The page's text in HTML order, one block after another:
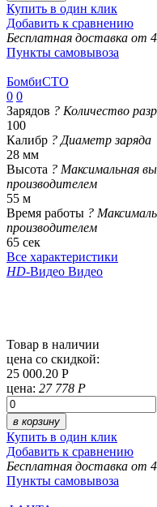
Купить в один клик
Добавить к сравнению
Бесплатная доставка от
Пункты самовывоза
БомбиСТО
0 0
Зарядов ? Количество
100
Калибр ? Диаметр заряда
28 мм
Высота ? Максимальная
производителем
55 м
Время работы ?
производителем
65 сек
Все характеристики
HD-Видео Видео
Товар в наличии
цена со скидкой:
25 000.20 Р
цена: 27 778 Р
в корзину
Купить в один клик
Добавить к сравнению
Бесплатная доставка от
Пункты самовывоза